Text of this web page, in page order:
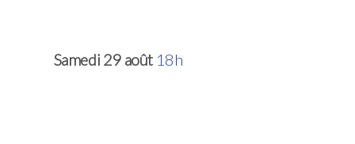
Samedi 29 août 18h